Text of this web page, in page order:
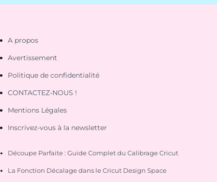
A propos
Avertissement
Politique de confidentialité
CONTACTEZ-NOUS !
Mentions Légales
Inscrivez-vous à la newsletter
Découpe Parfaite : Guide Complet du Calibrage Cricut
La Fonction Décalage dans le Cricut Design Space